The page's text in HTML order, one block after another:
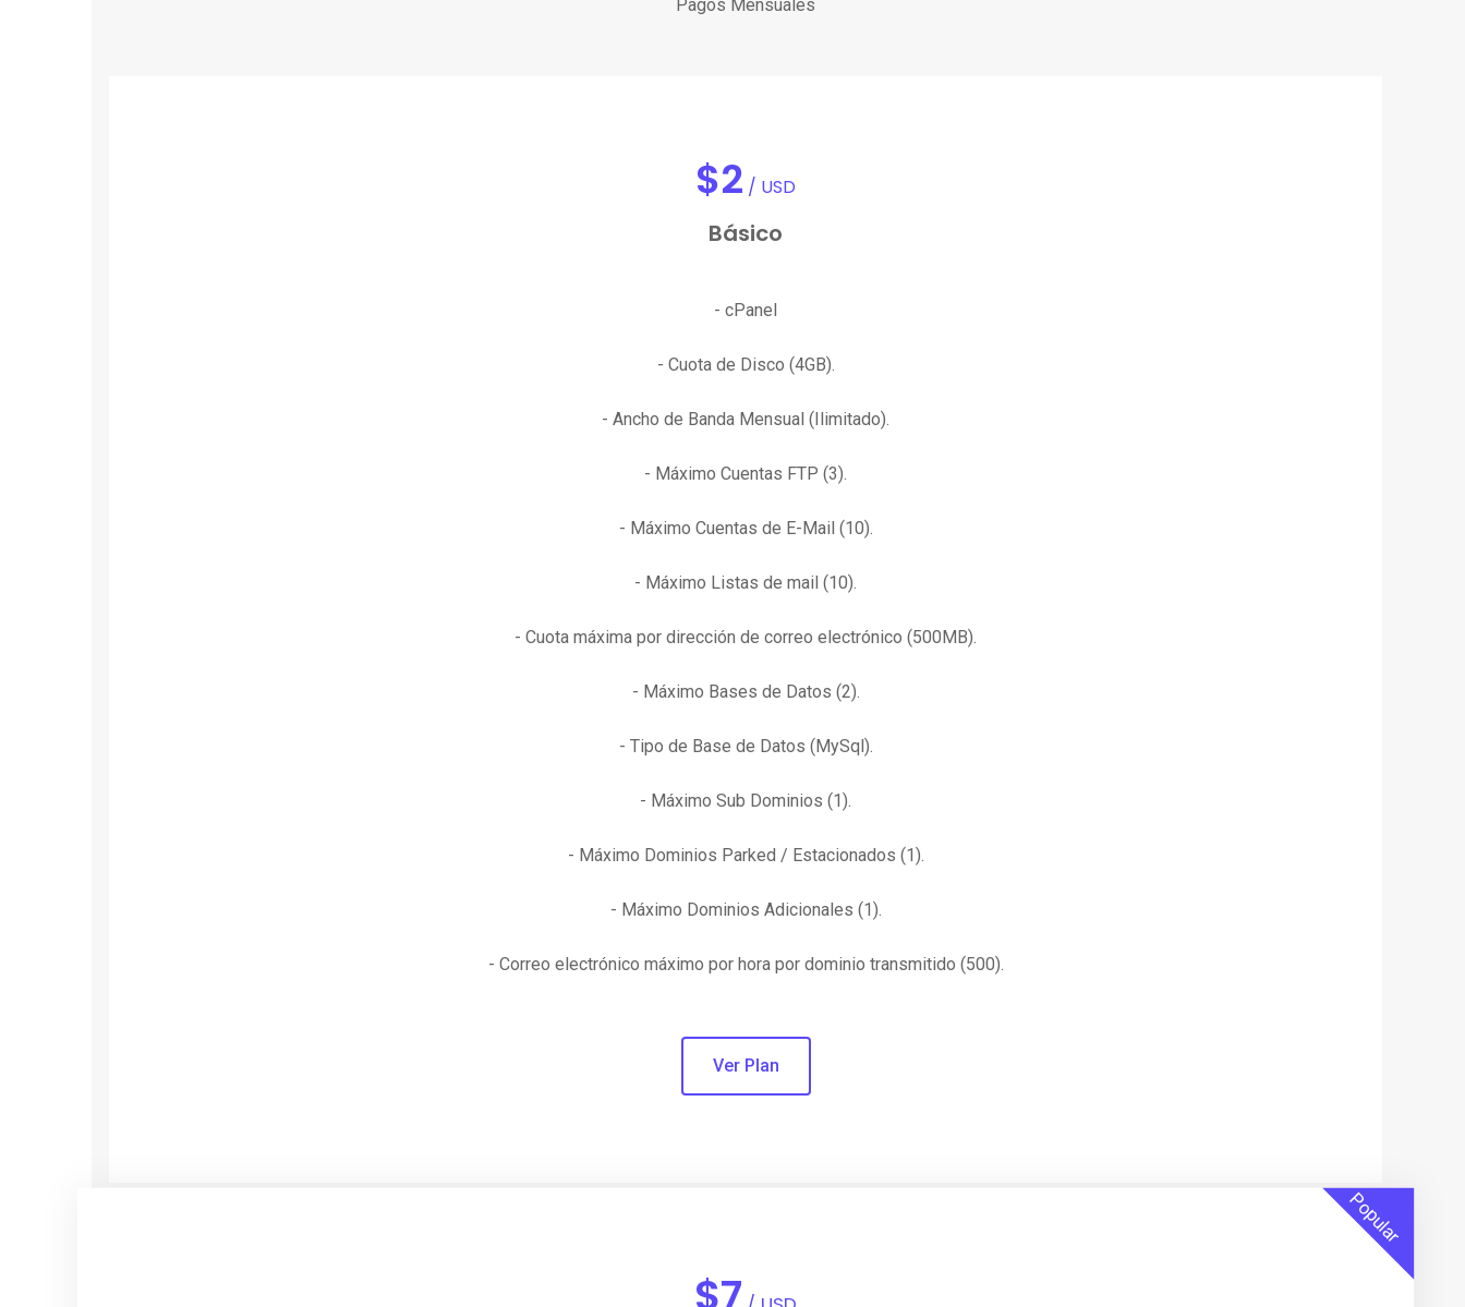
Pagos Mensuales
$2 / USD
Básico
- cPanel
- Cuota de Disco (4GB).
- Ancho de Banda Mensual (Ilimitado).
- Máximo Cuentas FTP (3).
- Máximo Cuentas de E-Mail (10).
- Máximo Listas de mail (10).
- Cuota máxima por dirección de correo electrónico (500MB).
- Máximo Bases de Datos (2).
- Tipo de Base de Datos (MySql).
- Máximo Sub Dominios (1).
- Máximo Dominios Parked / Estacionados (1).
- Máximo Dominios Adicionales (1).
- Correo electrónico máximo por hora por dominio transmitido (500).
Ver Plan
Popular